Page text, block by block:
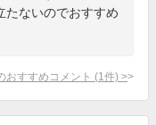
たないのでおすすめ
おすすめコメント (1 件) >